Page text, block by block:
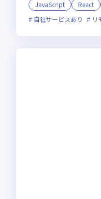
JavaScript React
自社サービスあり
リ